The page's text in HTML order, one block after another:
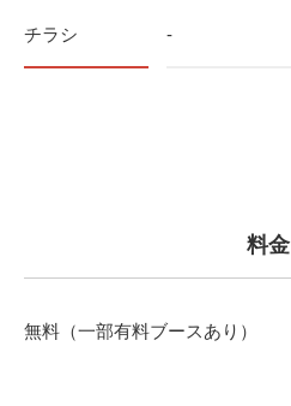
チラシ -
料金
無料（一部有料ブースあり）